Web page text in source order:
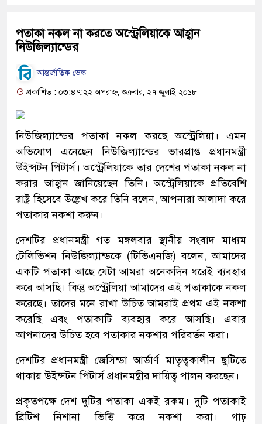
পতাকা নকল না করতে অস্ট্রেলিয়াকে আহ্বান
নিউজিল্যান্ডের
আন্তর্জাতিক ডেস্ক
প্রকাশিত : ০৩:৪৭:২২ অপরাহ্ন, শুক্রবার, ২৭ জুলাই ২০১৮
নিউজিল্যান্ডের পতাকা নকল করছে অস্ট্রেলিয়া। এমন
অভিযোগ এনেছেন নিউজিল্যান্ডের ভারপ্রাপ্ত প্রধানমন্ত্রী
উইন্সটন পিটার্স। অস্ট্রেলিয়াকে তার দেশের পতাকা নকল না
করার আহ্বান জানিয়েছেন তিনি। অস্ট্রেলিয়াকে প্রতিবেশি
রাষ্ট্র হিসেবে উল্লেখ করে তিনি বলেন, আপনারা আলাদা করে
পতাকার নকশা করুন।
দেশটির প্রধানমন্ত্রী গত মঙ্গলবার স্থানীয় সংবাদ মাধ্যম
টেলিভিশন নিউজিল্যান্ডকে (টিভিএনজি) বলেন, আমাদের
একটি পতাকা আছে যেটা আমরা অনেকদিন ধরেই ব্যবহার
করে আসছি। কিন্তু অস্ট্রেলিয়া আমাদের এই পতাকাকে নকল
করেছে। তাদের মনে রাখা উচিত আমরাই প্রথম এই নকশা
করেছি এবং পতাকাটি ব্যবহার করে আসছি। এবার
আপনাদের উচিত হবে পতাকার নকশার পরিবর্তন করা।
দেশটির প্রধানমন্ত্রী জেসিন্ডা আর্ডার্ণ মাতৃত্বকালীন ছুটিতে
থাকায় উইন্সটন পিটার্স প্রধানমন্ত্রীর দায়িত্ব পালন করছেন।
প্রকৃতপক্ষে দেশ দুটির পতাকা একই রকম। দুটি পতাকাই
ব্রিটিশ নিশানা ভিত্তি করে নকশা করা। গাঢ়